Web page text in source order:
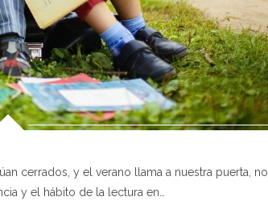
cerrados, y el verano llama a nuestra puerta, no
y el hábito de la lectura en…